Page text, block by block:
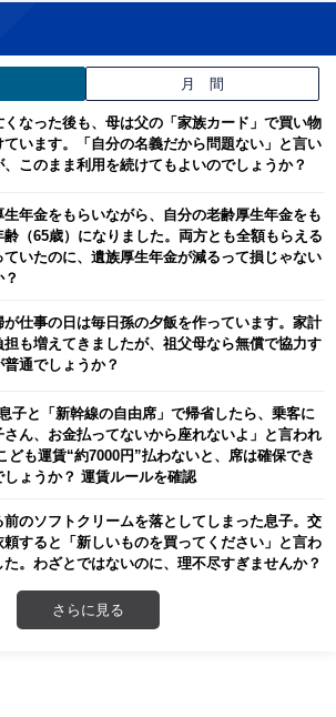
月 間
くなった後も、母は父の「家族カード」で買い物
ています。「自分の名義だから問題ない」と言い
、このまま利用を続けてもよいのでしょうか？
生年金をもらいながら、自分の老齢厚生年金をも
齢（65歳）になりました。両方とも全額もらえる
ていたのに、遺族厚生年金が減るって損じゃない
？
が仕事の日は毎日孫の夕飯を作っています。家計
担も増えてきましたが、祖父母なら無償で協力す
普通でしょうか？
子と「新幹線の自由席」で帰省したら、乗客に
さん、お金払ってないから座れないよ」と言われ
ども運賃“約7000円”払わないと、席は確保でき
しょうか？ 運賃ルールを確認
前のソフトクリームを落としてしまった息子。交
頼すると「新しいものを買ってください」と言わ
た。わざとではないのに、理不尽すぎませんか？
さらに見る